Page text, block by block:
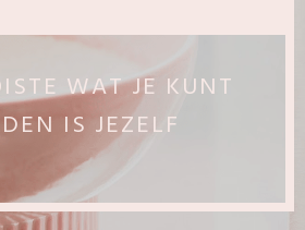
WAT JE KUNT
IS JEZELF